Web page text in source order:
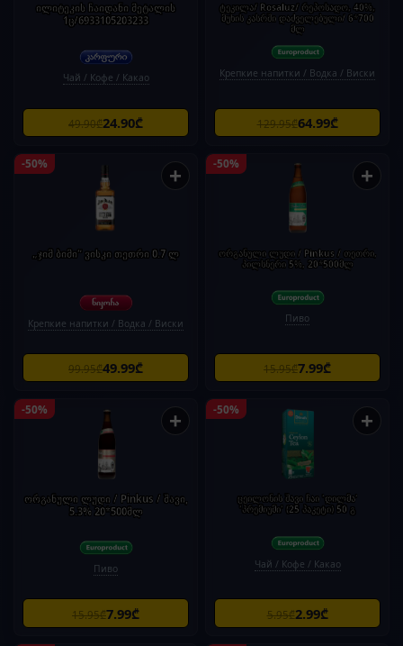
ილიტეკის ჩაიდანი მეტალის
1ც/6933105203233
Чай / Кофе / Какао
49.90₾24.90₾
ტეკილა/ Rosaluz/ რეპოსადო, 40%,
მუხის კასრში დაძველებული/ 6*700
მლ
Крепкие напитки / Водка / Виски
129.95₾64.99₾
-50% +
„ჯიმ ბიმი“ ვისკი თეთრი 0.7 ლ
Крепкие напитки / Водка / Виски
99.95₾49.99₾
-50% +
ორგანული ლუდი / Pinkus / თეთრი,
პილსნერი 5%, 20*500მლ
Пиво
15.95₾7.99₾
-50% +
ორგანული ლუდი / Pinkus / შავი,
5.3% 20*500მლ
Пиво
15.95₾7.99₾
-50% +
ცეილონის შავი ჩაი 'დილმა'
'პრემიუმი' (25 პაკეტი) 50 გ
Чай / Кофе / Какао
5.95₾2.99₾